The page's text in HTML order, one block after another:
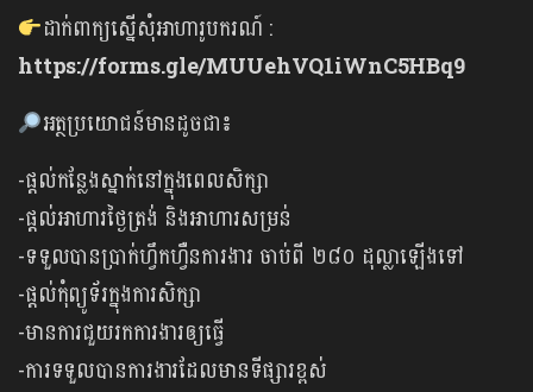
ដាក់ពាក្យស្នើសុំអាហារូបករណ៍ :
https://forms.gle/MUUehVQ1iWnC5HBq9
អត្ថប្រយោជន៍មានដូចជា៖
-ផ្តល់កន្លែងស្នាក់នៅក្នុងពេលសិក្សា
-ផ្តល់អាហារថ្ងៃត្រង់ និងអាហារសម្រន់
-ទទួលបានប្រាក់ហ្វឹកហ្វឺនការងារ ចាប់ពី ២៨០ ដុល្លាឡើងទៅ
-ផ្តល់កុំព្យូទ័រក្នុងការសិក្សា
-មានការជួយរកការងារឲ្យធ្វើ
-ការទទួលបានការងារដែលមានទីផ្សារខ្ពស់